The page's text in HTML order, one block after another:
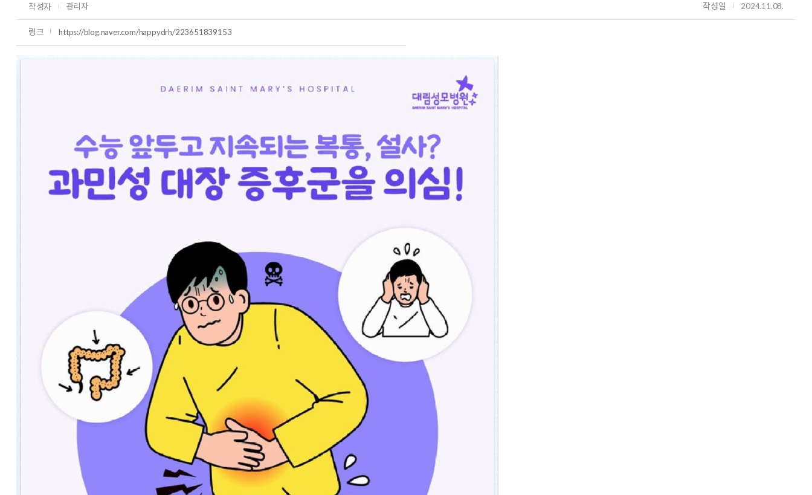
작성자 관리자 작성일 2024.11.08.
링크 https://blog.naver.com/happydrh/223651839153